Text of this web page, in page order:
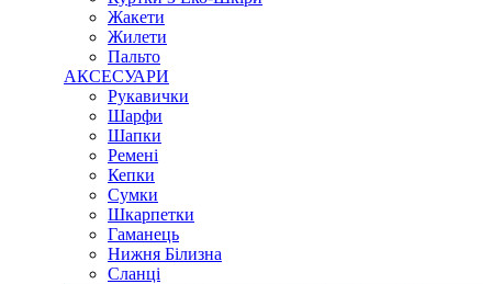
Жакети
Жилети
Пальто
АКСЕСУАРИ
Рукавички
Шарфи
Шапки
Ремені
Кепки
Сумки
Шкарпетки
Гаманець
Нижня Білизна
Сланці